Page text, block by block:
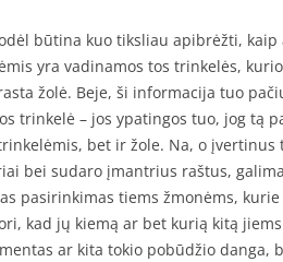
būtina kuo tiksliau apibrėžti, kaip
yra vadinamos tos trinkelės,
žolė. Beje, ši informacija tuo
trinkelė – jos ypatingos tuo, jog tą
bet ir žole. Na, o įvertinus
bei sudaro įmantrius raštus,
pasirinkimas tiems žmonėms,
kad jų kiemą ar bet kurią kitą jiems
ar kita tokio pobūdžio danga,